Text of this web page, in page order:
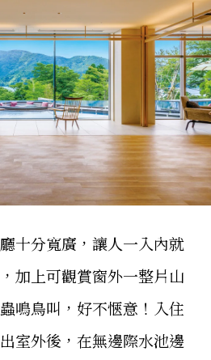
十分寬廣，讓人一入內就
加上可觀賞窗外一整片山
鳴鳥叫，好不愜意！入住
室外後，在無邊際水池邊